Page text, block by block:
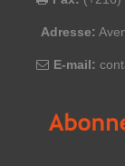
Adresse:
E-mail: